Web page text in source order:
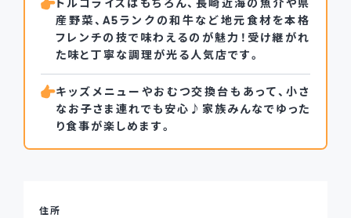
トルコライスはもちろん、長崎近海の魚介や県
産野菜、A5ランクの和牛など地元食材を本格
フレンチの技で味わえるのが魅力！受け継がれ
た味と丁寧な調理が光る人気店です。
キッズメニューやおむつ交換台もあって、小さ
なお子さま連れでも安心♪家族みんなでゆった
り食事が楽しめます。
住所